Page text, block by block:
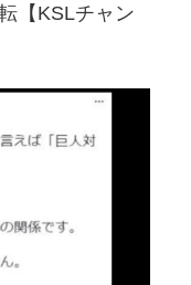
【KSLチャン